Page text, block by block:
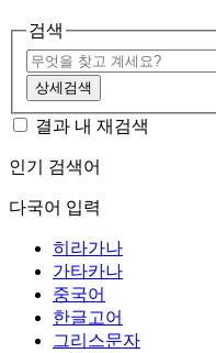
검색
상세검색
결과 내 재검색
인기 검색어
다국어 입력
히라가나
가타카나
중국어
한글고어
그리스문자